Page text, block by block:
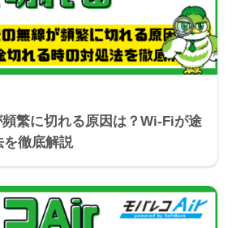
頻繁に切れる原因は？Wi-Fiが途
を徹底解説